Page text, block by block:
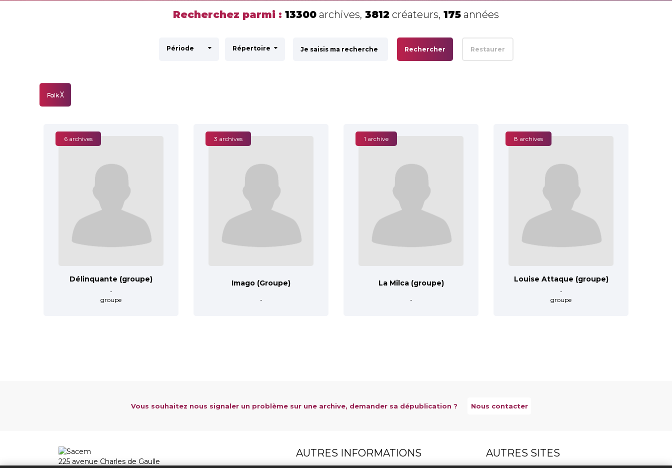
Recherchez parmi : 13300 archives, 3812 créateurs, 175 années
Période Répertoire Rechercher Restaurer
Folk ╳
6 archives
Délinquante (groupe)
-
groupe
3 archives
Imago (Groupe)
-
1 archive
La Milca (groupe)
-
8 archives
Louise Attaque (groupe)
-
groupe
Vous souhaitez nous signaler un problème sur une archive, demander sa dépublication ? Nous contacter
225 avenue Charles de Gaulle
AUTRES INFORMATIONS AUTRES SITES